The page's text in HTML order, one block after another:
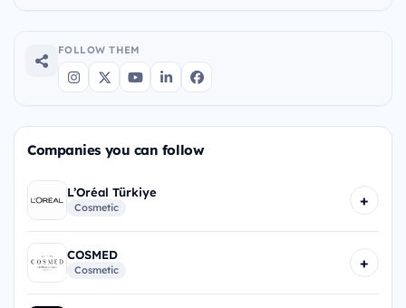
FOLLOW THEM
Companies you can follow
L’Oréal Türkiye
Cosmetic +
COSMED
Cosmetic +